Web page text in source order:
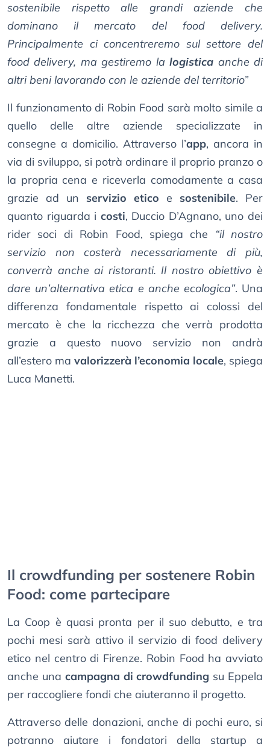
sostenibile rispetto alle grandi aziende che
dominano il mercato del food delivery.
Principalmente ci concentreremo sul settore del
food delivery, ma gestiremo lalogistica anche di
altri beni lavorando con le aziende del territorio”
Il funzionamento di Robin Food sarà molto simile a
quello delle altre aziende specializzate in
consegne a domicilio. Attraverso l’app, ancora in
via di sviluppo, si potrà ordinare il proprio pranzo o
la propria cena e riceverla comodamente a casa
grazie ad un servizio etico e sostenibile. Per
quanto riguarda i costi, Duccio D’Agnano, uno dei
rider soci di Robin Food, spiega che
“il nostro
servizio non costerà necessariamente di più,
converrà anche ai ristoranti. Il nostro obiettivo è
dare un’alternativa etica e anche ecologica”. Una
differenza fondamentale rispetto ai colossi del
mercato è che la ricchezza che verrà prodotta
grazie a questo nuovo servizio non andrà
all’estero ma valorizzerà l’economia locale, spiega
Luca Manetti.
Il crowdfunding per sostenere Robin
Food: come partecipare
La Coop è quasi pronta per il suo debutto, e tra
pochi mesi sarà attivo il servizio di food delivery
etico nel centro di Firenze. Robin Food ha avviato
anche una campagna di crowdfunding su Eppela
per raccogliere fondi che aiuteranno il progetto.
Attraverso delle donazioni, anche di pochi euro, si
potranno aiutare i fondatori della startup a